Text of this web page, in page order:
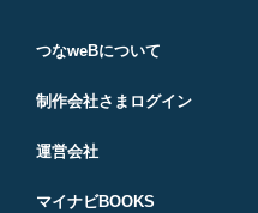
つなweBについて
制作会社さまログイン
運営会社
マイナビBOOKS